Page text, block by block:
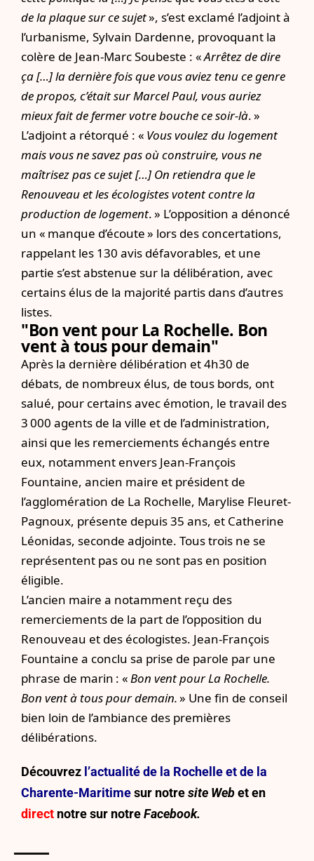
de la plaque sur ce sujet», s’est exclamé l’adjoint à
l’urbanisme, Sylvain Dardenne, provoquant la
colère de Jean-Marc Soubeste : «Arrêtez de dire
ça […] la dernière fois que vous aviez tenu ce genre
de propos, c’était sur Marcel Paul, vous auriez
mieux fait de fermer votre bouche ce soir-là. »
L’adjoint a rétorqué : « Vous voulez du logement
mais vous ne savez pas où construire, vous ne
maîtrisez pas ce sujet […] On retiendra que le
Renouveau et les écologistes votent contre la
production de logement. » L’opposition a dénoncé
un « manque d’écoute » lors des concertations,
rappelant les 130 avis défavorables, et une
partie s’est abstenue sur la délibération, avec
certains élus de la majorité partis dans d’autres
listes.
"Bon vent pour La Rochelle. Bon
vent à tous pour demain"
Après la dernière délibération et 4h30 de
débats, de nombreux élus, de tous bords, ont
salué, pour certains avec émotion, le travail des
3 000 agents de la ville et de l’administration,
ainsi que les remerciements échangés entre
eux, notamment envers Jean-François
Fountaine, ancien maire et président de
l’agglomération de La Rochelle, Marylise Fleuret-
Pagnoux, présente depuis 35 ans, et Catherine
Léonidas, seconde adjointe. Tous trois ne se
représentent pas ou ne sont pas en position
éligible.
L’ancien maire a notamment reçu des
remerciements de la part de l’opposition du
Renouveau et des écologistes. Jean-François
Fountaine a conclu sa prise de parole par une
phrase de marin : «Bon vent pour La Rochelle.
Bon vent à tous pour demain.» Une fin de conseil
bien loin de l’ambiance des premières
délibérations.
Découvrez l’actualité de la Rochelle et de la
Charente-Maritimesur notresite Webet en
direct notre sur notreFacebook.